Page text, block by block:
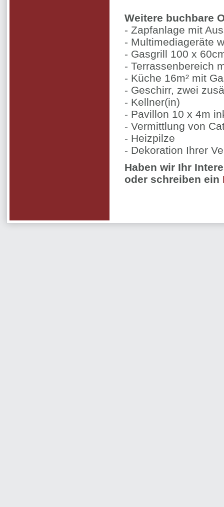
Weitere buchbare
- Zapfanlage mit
- Multimediageräte
- Gasgrill 100 x
- Terrassenbereich
- Küche 16m² mit
- Geschirr, zwei
- Kellner(in)
- Pavillon 10 x 4m
- Vermittlung von
- Heizpilze
- Dekoration Ihrer
Haben wir Ihr
oder schreiben ein